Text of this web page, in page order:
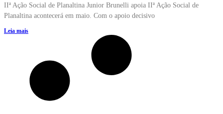
IIª Ação Social de Planaltina Junior Brunelli apoia IIª Ação Social de
Planaltina acontecerá em maio. Com o apoio decisivo
Leia mais